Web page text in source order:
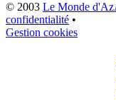
© 2003 Le Monde
confidentialité •
Gestion cookies